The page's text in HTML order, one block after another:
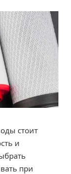
стоит
и
при